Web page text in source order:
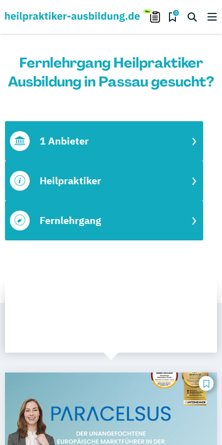
0
Fernlehrgang Heilpraktiker
Ausbildung in Passau gesucht?
Fernlehrgang
Heilpraktiker
1 Anbieter